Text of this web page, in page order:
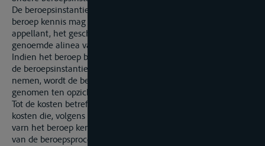
De beroepsinstantie, die volgens de eerste alinea niet van het
beroep kennis mag nemen, verwijst, op verzoek van de
appellant, het geschil naar de beroepsinstantie die volgens
genoemde alinea van beide beroepen kennis dient te nemen.
Indien het beroep binnen de vereiste termijn is ingediend bij
de beroepsinstantie die niet van het beroep kennis mag
nemen, wordt de beroepstermijn ook geacht te zijn in acht
genomen ten opzichte van de andere beroepsinstantie.
Tot de kosten betreffende het beroep behoren tevens de
kosten die, volgens de wetgeving van de instantie die niet
varn het beroep kennis mocht nemen, door het aanvangen
van de beroepsprocedure zijn veroorzaakt."